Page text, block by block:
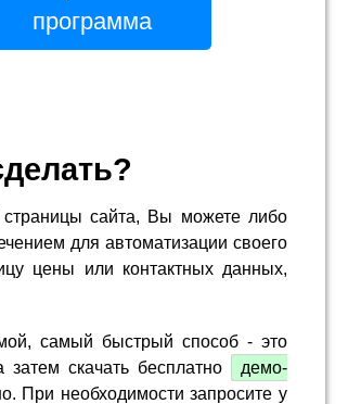
программа
сайта, Вы можете либо
для автоматизации своего
цены или контактных данных,
самый быстрый способ - это
затем скачать бесплатно
демо-
При необходимости запросите у